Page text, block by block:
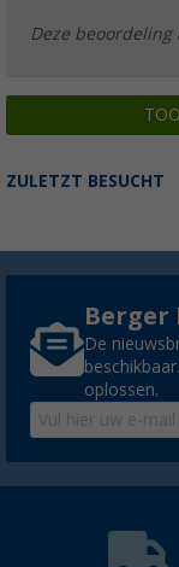
Deze
ZULETZT BESUCHT
Berger
De
oplossen.